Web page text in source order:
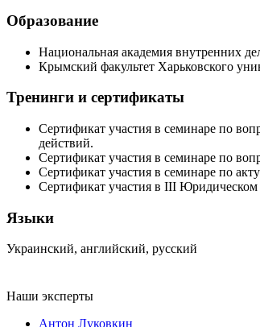
Образование
Национальная академия внутренних
Крымский факультет Харьковского
Тренинги и сертификаты
Сертификат участия в семинаре по
действий.
Сертификат участия в семинаре по
Сертификат участия в семинаре по
Сертификат участия в ІІІ
Языки
Украинский, английский, русский
Наши эксперты
Антон Луковкин